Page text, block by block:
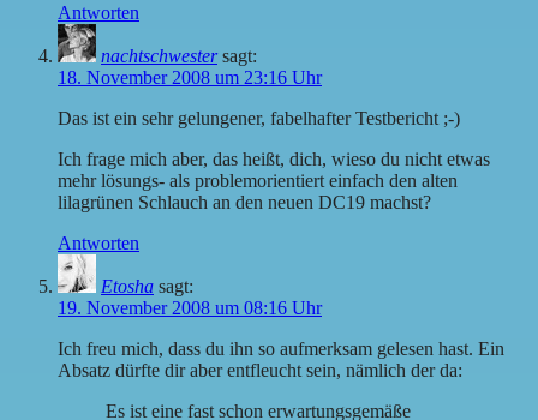
Antworten
nachtschwester sagt:
18. November 2008 um 23:16 Uhr
Das ist ein sehr gelungener, fabelhafter Testbericht ;-)
Ich frage mich aber, das heißt, dich, wieso du nicht etwas
mehr lösungs- als problemorientiert einfach den alten
lilagrünen Schlauch an den neuen DC19 machst?
Antworten
Etosha sagt:
19. November 2008 um 08:16 Uhr
Ich freu mich, dass du ihn so aufmerksam gelesen hast. Ein
Absatz dürfte dir aber entfleucht sein, nämlich der da:
Es ist eine fast schon erwartungsgemäße